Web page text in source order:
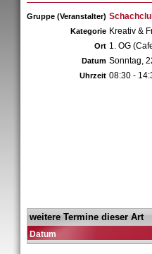
Gruppe (Veranstalter)
Kategorie Kreativ &
Ort 1. OG
Datum Sonntag,
Uhrzeit 08:30 -
weitere Termine dieser Art
Datum